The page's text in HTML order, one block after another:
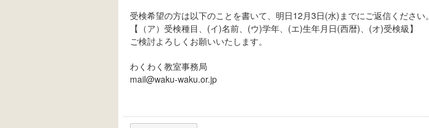
受検希望の方は以下のことを書いて、明日12月3日(水)までにご返信ください。
【（ア）受検種目、(イ)名前、(ウ)学年、(エ)生年月日(西暦)、(オ)受検級】
ご検討よろしくお願いいたします。
わくわく教室事務局
mail@waku-waku.or.jp